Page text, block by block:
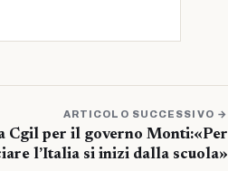
ARTICOLO SUCCESSIVO →
Cgil per il governo Monti:«Per
l’Italia si inizi dalla scuola»